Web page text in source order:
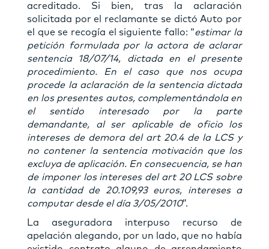
acreditado. Si bien, tras la aclaración
solicitada por el reclamante se dictó Auto por
el que se recogía el siguiente fallo: “estimar la
petición formulada por la actora de aclarar
sentencia 18/07/14, dictada en el presente
procedimiento. En el caso que nos ocupa
procede la aclaración de la sentencia dictada
en los presentes autos, complementándola en
el sentido interesado por la parte
demandante, al ser aplicable de oficio los
intereses de demora del art 20.4 de la LCS y
no contener la sentencia motivación que los
excluya de aplicación. En consecuencia, se han
de imponer los intereses del art 20 LCS sobre
la cantidad de 20.109,93 euros, intereses a
computar desde el día 3/05/2010”.
La aseguradora interpuso recurso de
apelación alegando, por un lado, que no había